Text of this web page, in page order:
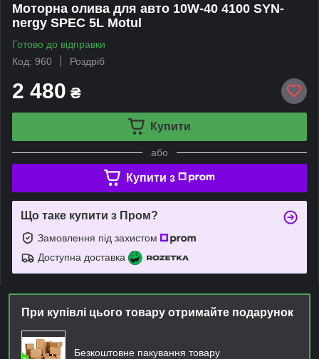
Моторна олива для авто 10W-40 4100 SYN-
nergy SPEC 5L Motul
Готово до відправки
Код: 960
Роздріб
2 480 ₴
Купити
або
Купити з
Що таке купити з Пром?
Замовлення під захистом
Доступна доставка
При купівлі цього товару отримайте подарунок
Безкоштовне пакування товару